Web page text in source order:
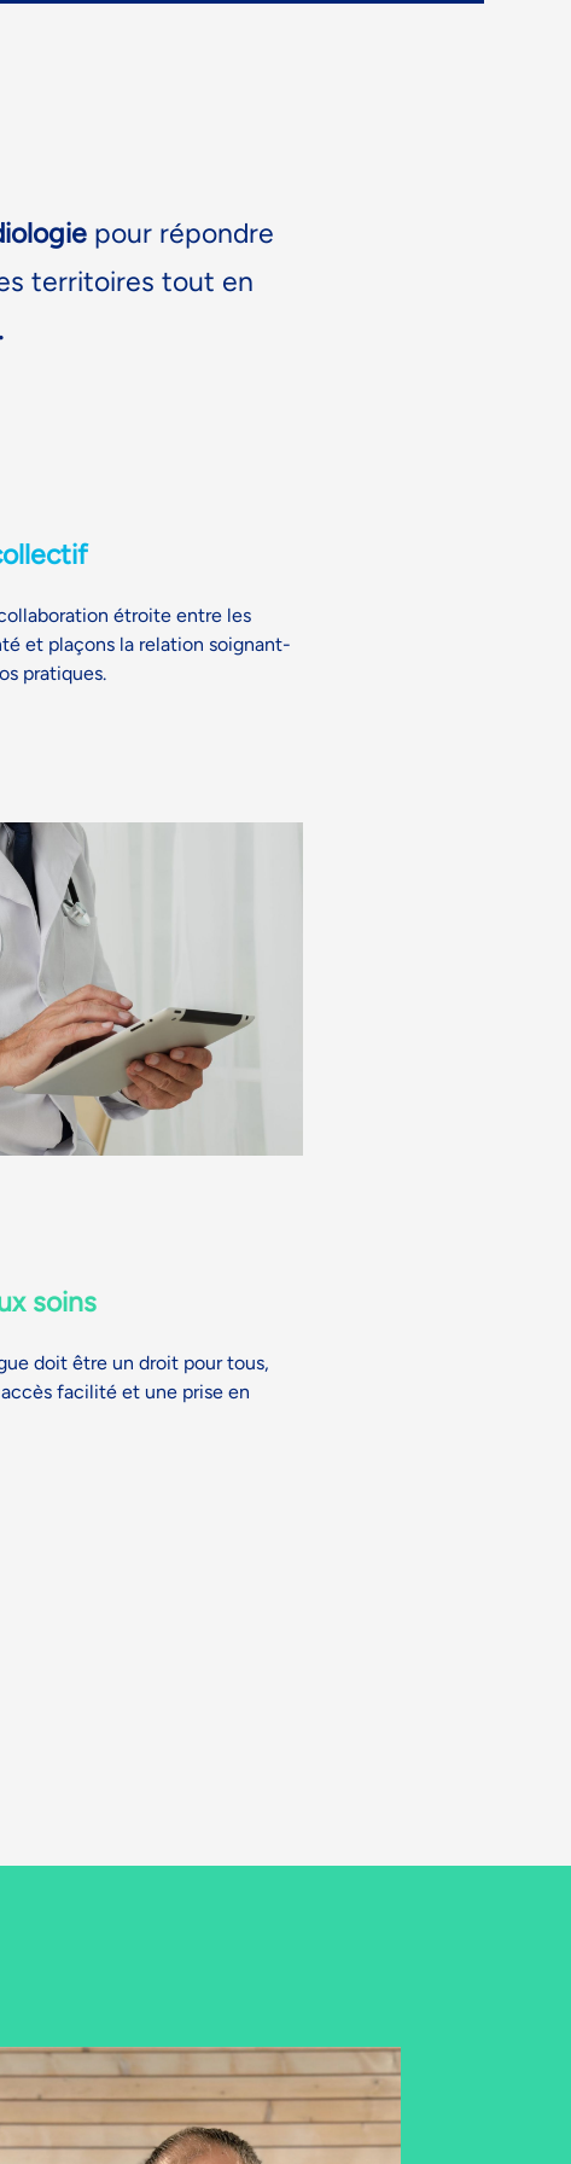
pour répondre
territoires tout en
étroite entre les
et plaçons la relation soignant-
pratiques.
soins
doit être un droit pour tous,
facilité et une prise en